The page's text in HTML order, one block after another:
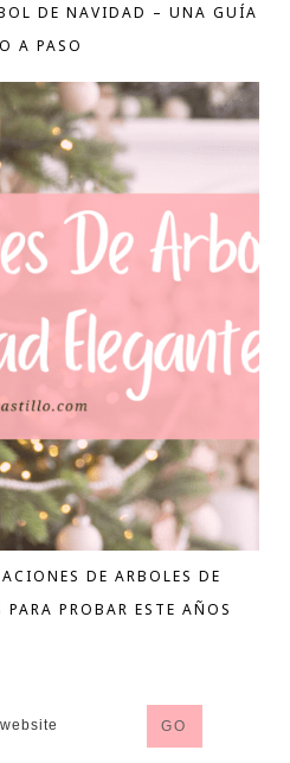
DE NAVIDAD – UNA GUÍA
A PASO
DE ARBOLES DE
PROBAR ESTE AÑOS